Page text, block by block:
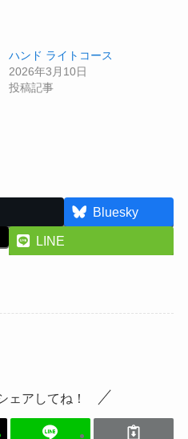
ハンド ライトコース
2026年3月10日
投稿記事
Bluesky
LINE
ェアしてね！